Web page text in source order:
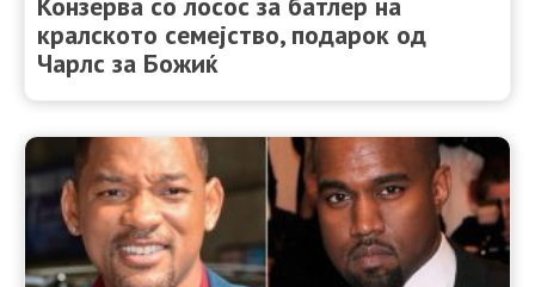
кралското семејство, подарок од
Чарлс за Божиќ